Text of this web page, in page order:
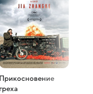
Прикосновение
греха